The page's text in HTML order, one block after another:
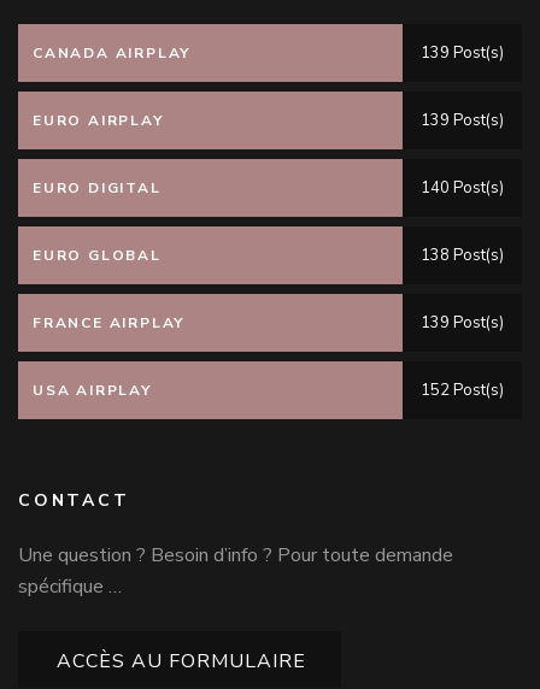
CANADA AIRPLAY 139 Post(s)
EURO AIRPLAY 139 Post(s)
EURO DIGITAL 140 Post(s)
EURO GLOBAL 138 Post(s)
FRANCE AIRPLAY 139 Post(s)
USA AIRPLAY 152 Post(s)
CONTACT
Une question ? Besoin d’info ? Pour toute demande
spécifique …
ACCÈS AU FORMULAIRE